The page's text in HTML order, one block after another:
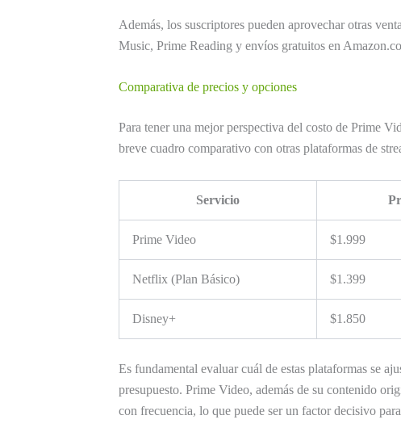
Además, los suscriptores pueden aprovechar otras
Music, Prime Reading y envíos gratuitos en
Comparativa de precios y opciones
Para tener una mejor perspectiva del costo de Prime
breve cuadro comparativo con otras plataformas de
Servicio
Prime Video $1.999
Netflix (Plan Básico) $1.399
Disney+ $1.850
Es fundamental evaluar cuál de estas plataformas se
presupuesto. Prime Video, además de su contenido
con frecuencia, lo que puede ser un factor decisivo